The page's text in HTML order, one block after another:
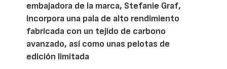
embajadora de la marca, Stefanie Graf,
incorpora una pala de alto rendimiento
fabricada con un tejido de carbono
avanzado, así como unas pelotas de
edición limitada